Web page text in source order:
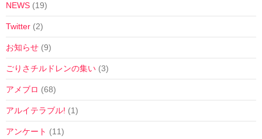
NEWS (19)
Twitter (2)
お知らせ (9)
ごりさチルドレンの集い (3)
アメブロ (68)
アルイテラブル! (1)
アンケート (11)